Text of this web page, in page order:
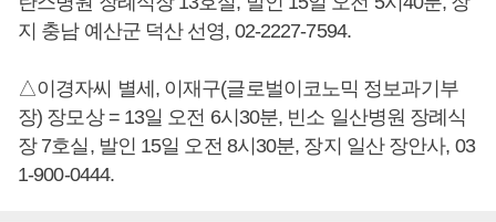
지 충남 예산군 덕산 선영, 02-2227-7594.
△이경자씨 별세, 이재구(글로벌이코노믹 정보과기부
장) 장모상 = 13일 오전 6시30분, 빈소 일산병원 장례식
장 7호실, 발인 15일 오전 8시30분, 장지 일산 장안사, 03
1-900-0444.